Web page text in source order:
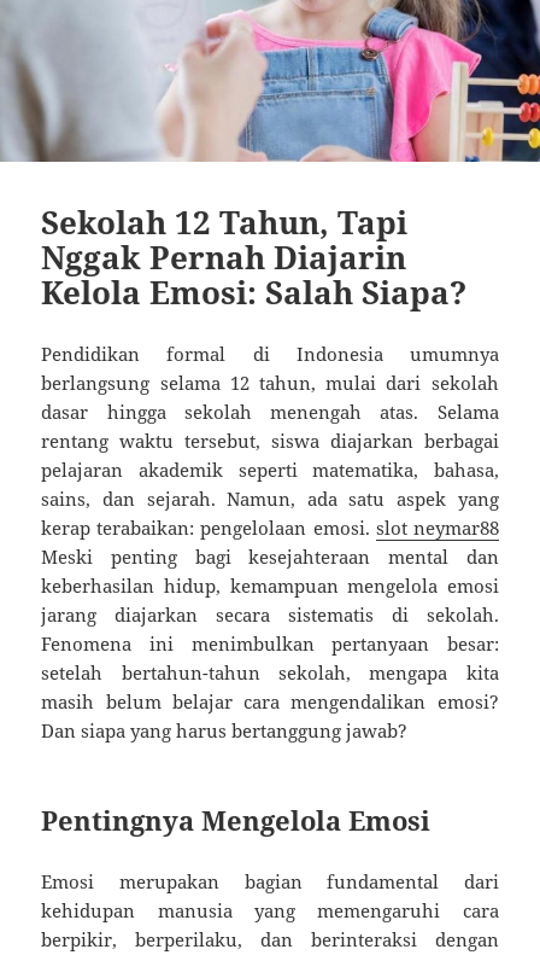
Sekolah 12 Tahun, Tapi
Nggak Pernah Diajarin
Kelola Emosi: Salah Siapa?
Pendidikan formal di Indonesia umumnya
berlangsung selama 12 tahun, mulai dari sekolah
dasar hingga sekolah menengah atas. Selama
rentang waktu tersebut, siswa diajarkan berbagai
pelajaran akademik seperti matematika, bahasa,
sains, dan sejarah. Namun, ada satu aspek yang
kerap terabaikan: pengelolaan emosi. slot neymar88
Meski penting bagi kesejahteraan mental dan
keberhasilan hidup, kemampuan mengelola emosi
jarang diajarkan secara sistematis di sekolah.
Fenomena ini menimbulkan pertanyaan besar:
setelah bertahun-tahun sekolah, mengapa kita
masih belum belajar cara mengendalikan emosi?
Dan siapa yang harus bertanggung jawab?
Pentingnya Mengelola Emosi
Emosi merupakan bagian fundamental dari
kehidupan manusia yang memengaruhi cara
berpikir, berperilaku, dan berinteraksi dengan